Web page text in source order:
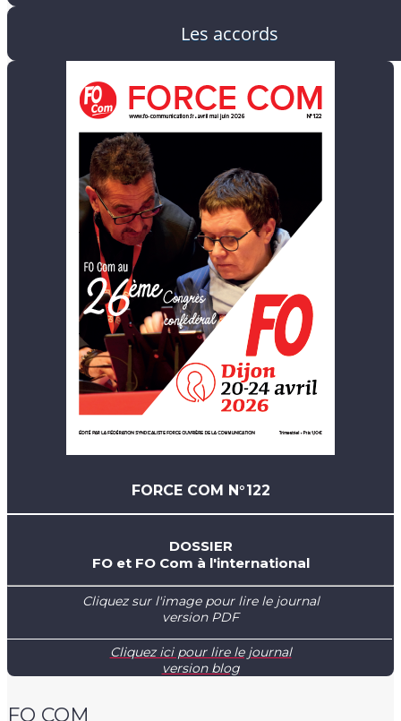
Les accords
FORCE COM N°122
DOSSIER
FO et FO Com à l'international
Cliquez sur l'image pour lire le journal
version PDF
Cliquez ici pour lire le journal
version blog
FO COM